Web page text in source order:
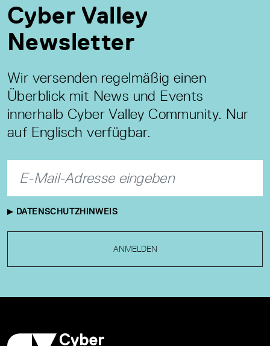
Cyber Valley
Newsletter
Wir versenden regelmäßig einen
Überblick mit News und Events
innerhalb Cyber Valley Community. Nur
auf Englisch verfügbar.
DATENSCHUTZHINWEIS
ANMELDEN